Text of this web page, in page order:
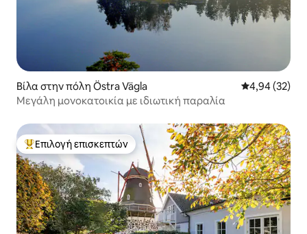
Βίλα στην πόλη Östra Vägla Μέση
4,94 (32)
Μεγάλη μονοκατοικία με ιδιωτική παραλία
Κορυφαία επιλογή επισκεπτών
Επιλογή επισκεπτών